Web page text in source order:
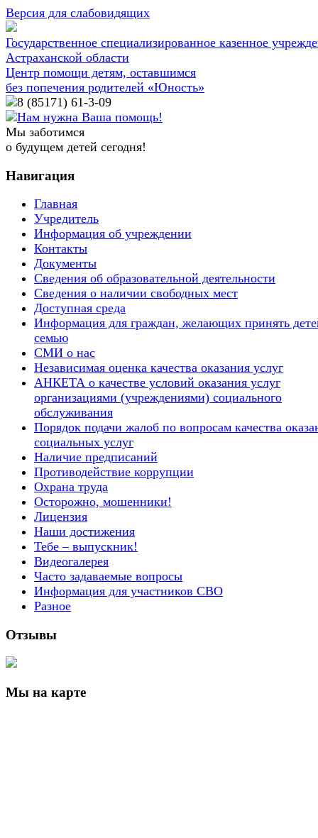
Версия для слабовидящих
Государственное специализированное казенное
Астраханской области
Центр помощи детям, оставшимся
без попечения родителей «Юность»
8 (85171) 61-3-09
Нам нужна Ваша помощь!
Мы заботимся
о будущем детей сегодня!
Навигация
Главная
Учредитель
Информация об учреждении
Контакты
Документы
Сведения об образовательной деятельности
Сведения о наличии свободных мест
Доступная среда
Информация для граждан, желающих принять
семью
СМИ о нас
Независимая оценка качества оказания услуг
АНКЕТА о качестве условий оказания услуг
организациями (учреждениями) социального
обслуживания
Порядок подачи жалоб по вопросам качества
социальных услуг
Наличие предписаний
Противодействие коррупции
Охрана труда
Осторожно, мошенники!
Лицензия
Наши достижения
Тебе – выпускник!
Видеогалерея
Часто задаваемые вопросы
Информация для участников СВО
Разное
Отзывы
Мы на карте